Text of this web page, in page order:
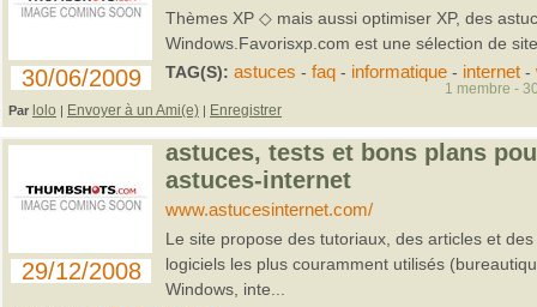
30/06/2009
Thèmes XP ◇ mais aussi optimiser XP, des
Windows.Favorisxp.com est une sélection de
TAG(S): astuces - faq - informatique- internet-
Par lolo | Envoyer à un Ami(e) | Enregistrer
1 membre -
29/12/2008
astuces, tests et bons plans
astuces-internet
www.astucesinternet.com/
Le site propose des tutoriaux, des articles et
logiciels les plus couramment utilisés
Windows, inte...